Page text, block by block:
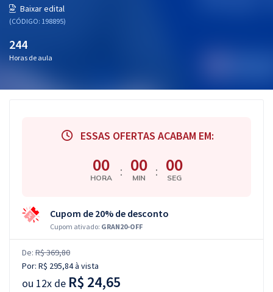
Baixar edital
(CÓDIGO: 198895)
244
Horas de aula
ESSAS OFERTAS ACABAM EM:
00
HORA : 00
MIN : 00
SEG
Cupom de 20% de desconto
Cupom ativado: GRAN20-OFF
De: R$ 369,80
Por: R$ 295,84à vista
ou 12x de R$ 24,65